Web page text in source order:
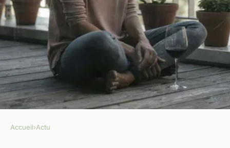
Accueil›Actu